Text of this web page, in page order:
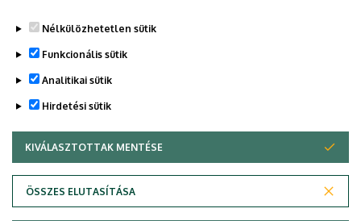
Nélkülözhetetlen sütik
Funkcionális sütik
Analitikai sütik
Hirdetési sütik
KIVÁLASZTOTTAK MENTÉSE
ÖSSZES ELUTASÍTÁSA
WITHDRAW CONSENT